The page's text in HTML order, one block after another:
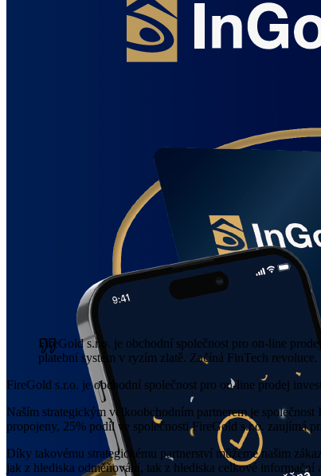
FireGold s.r.o. je obchodní společnost pro on-line
platební systém v ryzím zlatě. Začíná FinTech revoluce.
FireGold s.r.o. je obchodní společnost pro on-line prodej
Naším strategickým velkoobchodním partnerem je
propojeny, 25% podíl ve společnosti FireGold s.r.o. zaujímá
Díky takovému strategickému partnerství můžeme našim
jak z hlediska odměňování, tak z hlediska celkové informační